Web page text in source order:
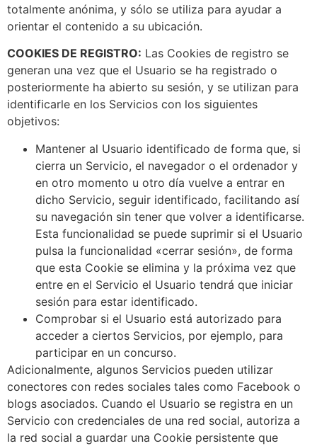
totalmente anónima, y sólo se utiliza para ayudar a
orientar el contenido a su ubicación.
COOKIES DE REGISTRO: Las Cookies de registro se
generan una vez que el Usuario se ha registrado o
posteriormente ha abierto su sesión, y se utilizan para
identificarle en los Servicios con los siguientes
objetivos:
Mantener al Usuario identificado de forma que, si
cierra un Servicio, el navegador o el ordenador y
en otro momento u otro día vuelve a entrar en
dicho Servicio, seguir identificado, facilitando así
su navegación sin tener que volver a identificarse.
Esta funcionalidad se puede suprimir si el Usuario
pulsa la funcionalidad «cerrar sesión», de forma
que esta Cookie se elimina y la próxima vez que
entre en el Servicio el Usuario tendrá que iniciar
sesión para estar identificado.
Comprobar si el Usuario está autorizado para
acceder a ciertos Servicios, por ejemplo, para
participar en un concurso.
Adicionalmente, algunos Servicios pueden utilizar
conectores con redes sociales tales como Facebook o
blogs asociados. Cuando el Usuario se registra en un
Servicio con credenciales de una red social, autoriza a
la red social a guardar una Cookie persistente que